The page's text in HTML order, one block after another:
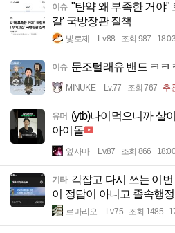
이슈 "탄약 왜 부족한 거야"
갈' 국방장관 질책
빛로제 Lv.88 조회 987 18:03
이슈 문조털래유 밴드 ㅋㅋ
MINUKE Lv.77 조회 767 추
유머 (ytb)나이먹으니까 살
아이돌
옆사마 Lv.87 조회 866 18:00
기타 각잡고 다시 쓰는 이
이 정답이 아니고 졸속행
르마리오 Lv.75 조회 1485